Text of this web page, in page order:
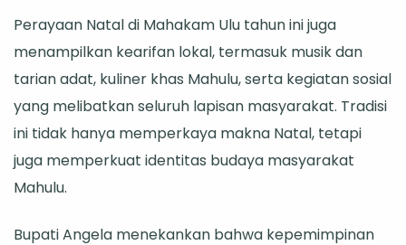
Perayaan Natal di Mahakam Ulu tahun ini juga
menampilkan kearifan lokal, termasuk musik dan
tarian adat, kuliner khas Mahulu, serta kegiatan sosial
yang melibatkan seluruh lapisan masyarakat. Tradisi
ini tidak hanya memperkaya makna Natal, tetapi
juga memperkuat identitas budaya masyarakat
Mahulu.
Bupati Angela menekankan bahwa kepemimpinan